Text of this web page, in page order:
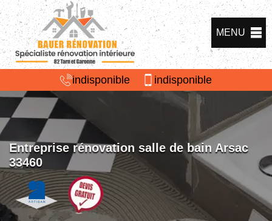
MENU
indisponible indisponible
Entreprise rénovation salle de bain Arsac
33460